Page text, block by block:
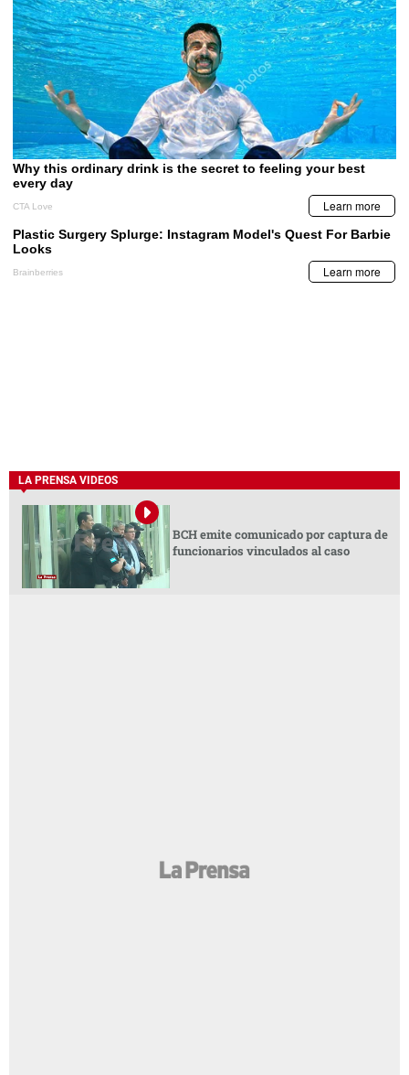
LA PRENSA VIDEOS
BCH emite comunicado por captura de
funcionarios vinculados al caso